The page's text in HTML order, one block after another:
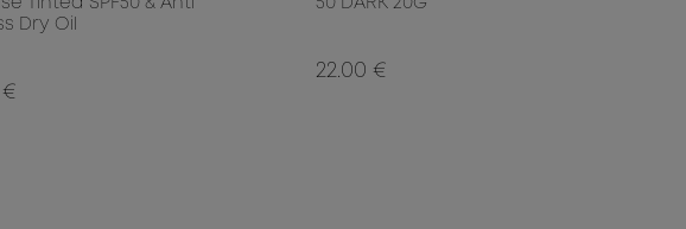
Tinted SPF50 & Anti
Dry Oil
€
50 DARK 20G
22.00 €